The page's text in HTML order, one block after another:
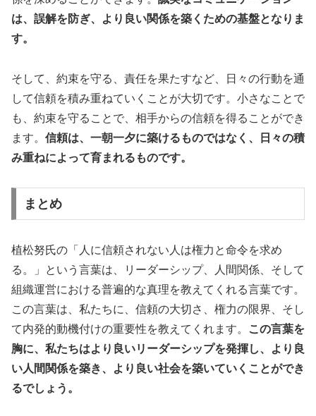
は、誤解を防ぎ、より良い関係を築くための基盤となりま
す。
そして、約束を守る、責任を果たすなど、日々の行動を通
して信頼を積み重ねていくことが大切です。小さなことで
も、約束を守ることで、相手からの信頼を得ることができ
ます。 信頼は、一朝一夕に築けるものではなく、日々の積
み重ねによって育まれるものです。
まとめ
植松努氏の「人に信頼されない人は権力と命令を求め
る。」という言葉は、リーダーシップ、人間関係、そして
組織運営における普遍的な真理を教えてくれる言葉です。
この言葉は、私たちに、信頼の大切さ、権力の限界、そし
て内発的動機付けの重要性を教えてくれます。
この言葉を
胸に、私たちはより良いリーダーシップを発揮し、より良
い人間関係を築き、より良い社会を築いていくことができ
るでしょう。